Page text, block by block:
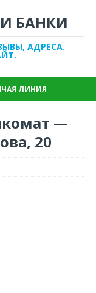
БАНКИ
АДРЕСА.
ЛИНИЯ
—
20